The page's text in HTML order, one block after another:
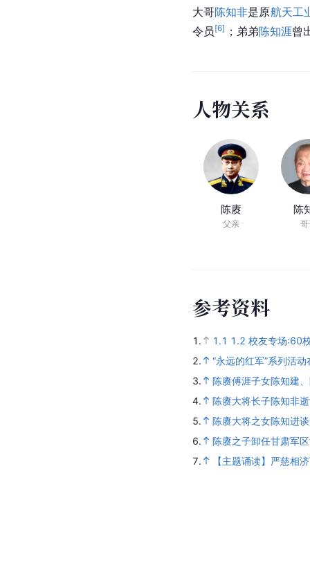
大哥陈知非是原航天工
令员[6] ；弟弟陈知涯曾
人物关系
陈赓
父亲
陈
参考资料
1. 1.1 1.2 校友专场:60
2.
“永远的红军”系列活
3.
陈赓傅涯子女陈知建
4.
陈赓大将长子陈知非
5.
陈赓大将之女陈知进
6.
陈赓之子卸任甘肃军
7.
【主题诵读】严慈